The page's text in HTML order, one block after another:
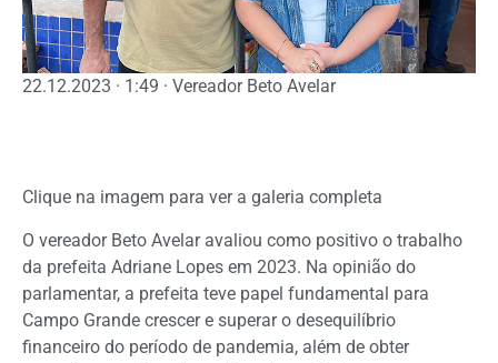
22.12.2023 · 1:49 · Vereador Beto Avelar
Clique na imagem para ver a galeria completa
O vereador Beto Avelar avaliou como positivo o trabalho
da prefeita Adriane Lopes em 2023. Na opinião do
parlamentar, a prefeita teve papel fundamental para
Campo Grande crescer e superar o desequilíbrio
financeiro do período de pandemia, além de obter